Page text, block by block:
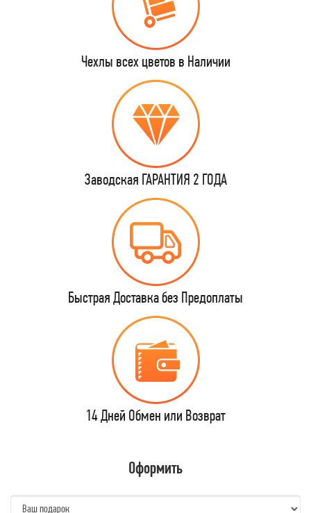
Чехлы всех цветов в Наличии
Заводская ГАРАНТИЯ 2 ГОДА
Быстрая Доставка без Предоплаты
14 Дней Обмен или Возврат
Оформить